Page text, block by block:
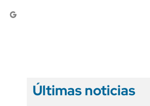
Últimas noticias